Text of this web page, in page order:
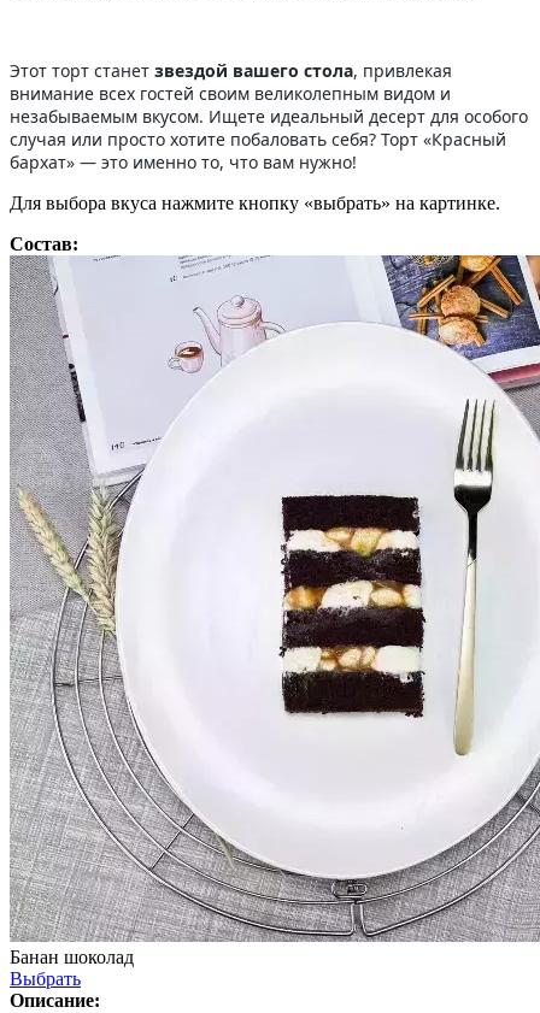
Этот торт станет звездой вашего стола, привлекая
внимание всех гостей своим великолепным видом и
незабываемым вкусом. Ищете идеальный десерт для особого
случая или просто хотите побаловать себя? Торт «Красный
бархат» — это именно то, что вам нужно!
Для выбора вкуса нажмите кнопку «выбрать» на картинке.
Состав:
Банан шоколад
Выбрать
Описание: